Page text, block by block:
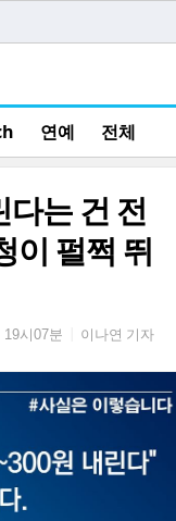
연예 전체
는 건 전
이 펄쩍 뛰
19시07분 이나연 기자